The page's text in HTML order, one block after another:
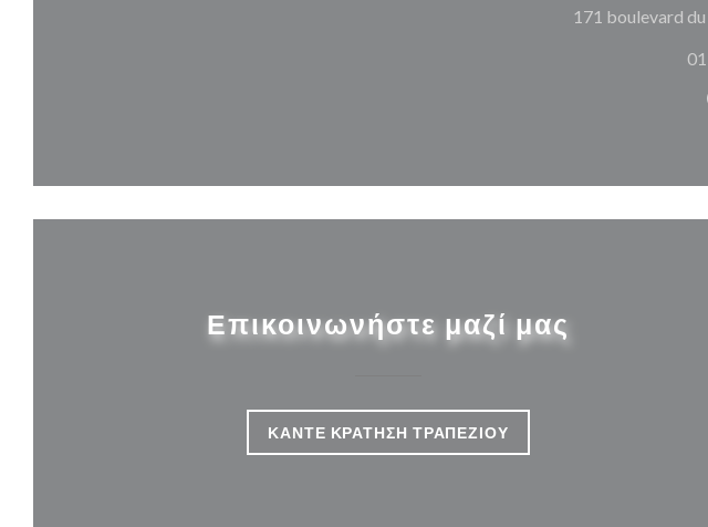
171 boulevard
Επικοινωνήστε μαζί μας
ΚΆΝΤΕ ΚΡΆΤΗΣΗ ΤΡΑΠΕΖΙΟΎ